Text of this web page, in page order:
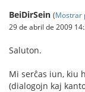
BeiDirSein (Mostrar
29 de abril de 2009
Saluton.
Mi serĉas iun, kiu
(dialogojn kaj